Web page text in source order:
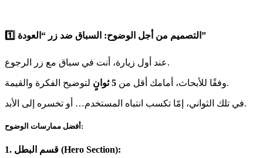
1️⃣ التصميم من أجل الوضوح: السباق ضد زر “العودة”
عند أول زيارة، أنت في سباق مع زر الرجوع.
وفقًا للأبحاث، أمامك أقل من 5 ثوانٍ لتوضيح الفكرة والقيمة.
في تلك الثواني، إمّا تكسب انتباه المستخدم… أو تخسره إلى الأبد.
أفضل ممارسات الوضوح:
1. قسم البطل (Hero Section):